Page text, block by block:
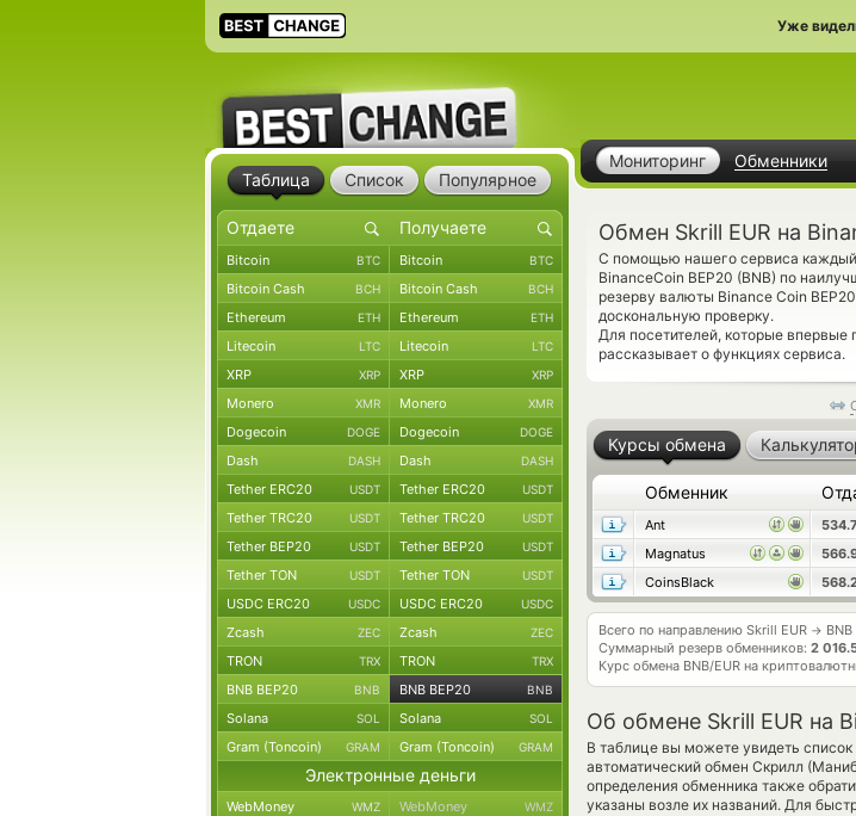
Уже
Мониторинг Обменники
Обмен Skrill EUR на
С помощью нашего сервиса каждый
BinanceCoin BEP20 (BNB) по
резерву валюты Binance Coin
доскональную проверку.
Для посетителей, которые
рассказывает о функциях сервиса.
Курсы обмена
Обменник
Ant
Magnatus
CoinsBlack
Всего по направлению Skrill EUR →
Суммарный резерв обменников: 2
Курс обмена BNB/EUR на
Об обмене Skrill EUR на
В таблице вы можете увидеть
автоматический обмен Скрилл
определения обменника также
указаны возле их названий. Для
Таблица Список Популярное
Bitcoin BTC Bitcoin BTC
Bitcoin Cash BCH Bitcoin Cash BCH
Ethereum ETH Ethereum ETH
Litecoin LTC Litecoin LTC
XRP XRP XRP XRP
Monero XMR Monero XMR
Dogecoin DOGE Dogecoin DOGE
Dash DASH Dash DASH
Tether ERC20 USDT Tether ERC20 USDT
Tether TRC20 USDT Tether TRC20 USDT
Tether BEP20 USDT Tether BEP20 USDT
Tether TON USDT Tether TON USDT
USDC ERC20 USDC USDC ERC20 USDC
Zcash ZEC Zcash ZEC
TRON TRX TRON TRX
BNB BEP20 BNB BNB BEP20 BNB
Solana SOL Solana SOL
Gram (Toncoin) GRAM Gram (Toncoin) GRAM
Электронные деньги
WebMoney WMZ WebMoney WMZ